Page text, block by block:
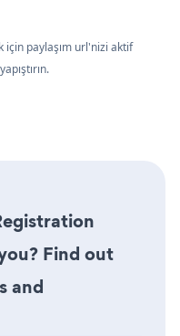
için paylaşım url'nizi aktif
Find out
and